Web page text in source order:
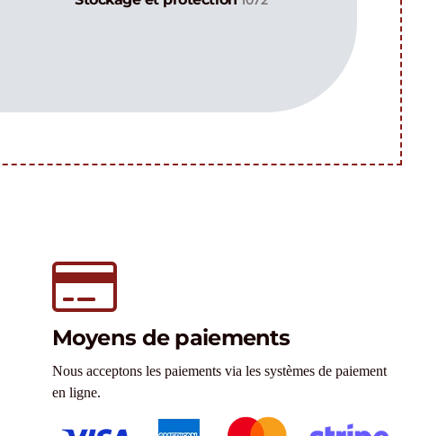
Moyens de paiements
Nous acceptons les paiements via les systèmes de paiement
en ligne.